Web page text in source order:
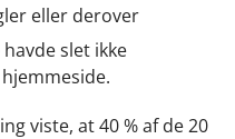
eller derover
slet ikke
viste, at 40 % af de 20